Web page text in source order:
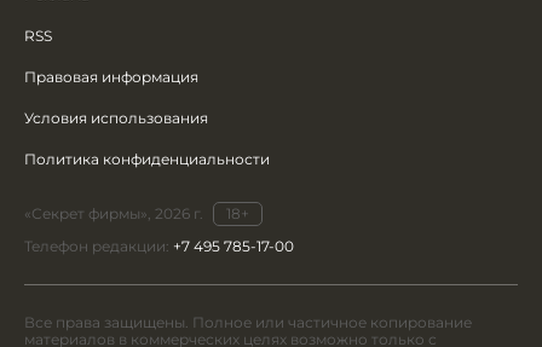
RSS
Правовая информация
Условия использования
Политика конфиденциальности
«Секрет фирмы», 2026 г.
18+
Телефон редакции: +7 495 785-17-00
Все права защищены. Полное или частичное копирование
материалов в коммерческих целях возможно только с